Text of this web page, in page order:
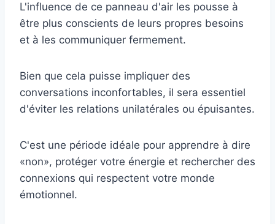
L'influence de ce panneau d'air les pousse à
être plus conscients de leurs propres besoins
et à les communiquer fermement.
Bien que cela puisse impliquer des
conversations inconfortables, il sera essentiel
d'éviter les relations unilatérales ou épuisantes.
C'est une période idéale pour apprendre à dire
«non», protéger votre énergie et rechercher des
connexions qui respectent votre monde
émotionnel.